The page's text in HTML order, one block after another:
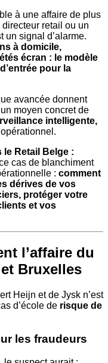
à une affaire de plus
retail ou un
un signal d’alarme.
à domicile,
écran : le modèle
pour la
avancée donnent
moyen concret de
intelligente,
le Retail Belge :
cas de blanchiment
: comment
dérives de vos
protéger votre
et vos
l’affaire du
Bruxelles
Heijn et de Jysk n’est
d’école de risque de
les fraudeurs